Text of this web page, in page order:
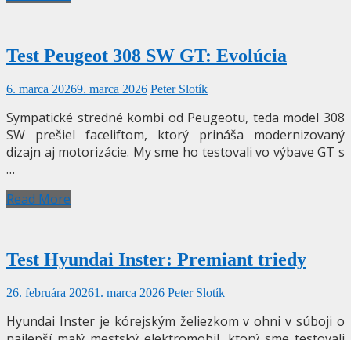
Test Peugeot 308 SW GT: Evolúcia
6. marca 20269. marca 2026 Peter Slotík
Sympatické stredné kombi od Peugeotu, teda model 308
SW prešiel faceliftom, ktorý prináša modernizovaný
dizajn aj motorizácie. My sme ho testovali vo výbave GT s
…
Read More
Test Hyundai Inster: Premiant triedy
26. februára 20261. marca 2026 Peter Slotík
Hyundai Inster je kórejským želiezkom v ohni v súboji o